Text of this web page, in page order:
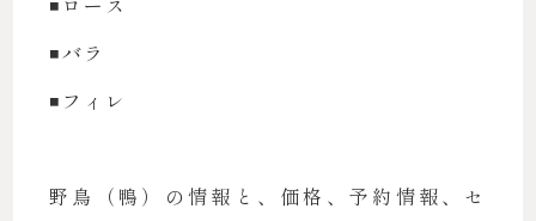
◾️バラ
◾️フィレ
野鳥（鴨）の情報と、価格、予約情報、セ